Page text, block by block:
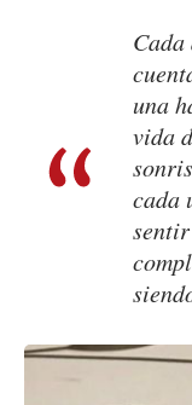
Cada
una
vida
cada